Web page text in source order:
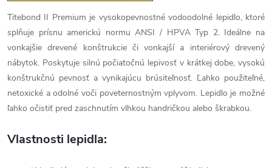
Titebond II Premium je vysokopevnostné vodoodolné lepidlo, ktoré
splňuje prísnu americkú normu ANSI / HPVA Typ 2. Ideálne na
vonkajšie drevené konštrukcie či vonkajší a interiérový drevený
nábytok. Poskytuje silnú počiatočnú lepivosť v krátkej dobe, vysokú
konštrukčnú pevnosť a vynikajúcu brúsiteľnosť. Ľahko použiteľné,
netoxické a odolné voči poveternostným vplyvom. Lepidlo je možné
ľahko očistiť pred zaschnutím vlhkou handričkou alebo škrabkou.
Vlastnosti lepidla: